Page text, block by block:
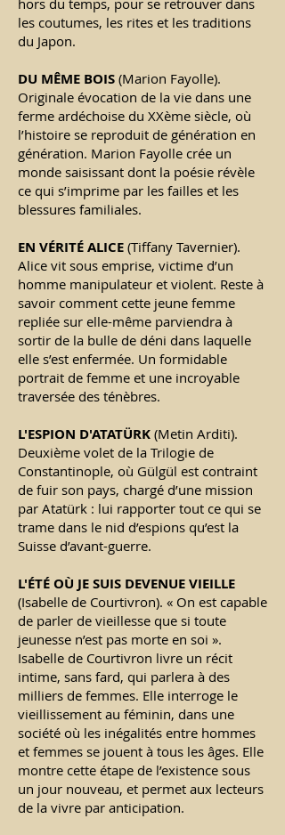
hors du temps, pour se retrouver dans
les coutumes, les rites et les traditions
du Japon.
DU MÊME BOIS (Marion Fayolle).
Originale évocation de la vie dans une
ferme ardéchoise du XXème siècle, où
l’histoire se reproduit de génération en
génération. Marion Fayolle crée un
monde saisissant dont la poésie révèle
ce qui s’imprime par les failles et les
blessures familiales.
EN VÉRITÉALICE (Tiffany Tavernier).
Alice vit sous emprise, victime d’un
homme manipulateur et violent. Reste à
savoir comment cette jeune femme
repliée sur elle-même parviendra à
sortir de la bulle de déni dans laquelle
elle s’est enfermée. Un formidable
portrait de femme et une incroyable
traversée des ténèbres.
L'ESPION D'ATATÜRK (Metin Arditi).
Deuxième volet de la Trilogie de
Constantinople, où Gülgül est contraint
de fuir son pays, chargé d’une mission
par Atatürk : lui rapporter tout ce qui se
trame dans le nid d’espions qu’est la
Suisse d’avant-guerre.
L'ÉTÉ OÙ JE SUIS DEVENUE VIEILLE
(Isabelle de Courtivron). « On est capable
de parler de vieillesse que si toute
jeunesse n’est pas morte en soi ».
Isabelle de Courtivron livre un récit
intime, sans fard, qui parlera à des
milliers de femmes. Elle interroge le
vieillissement au féminin, dans une
société où les inégalités entre hommes
et femmes se jouent à tous les âges. Elle
montre cette étape de l’existence sous
un jour nouveau, et permet aux lecteurs
de la vivre par anticipation.